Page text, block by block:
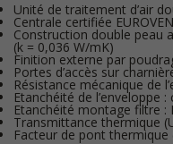
Unité de traitement d’air
Centrale certifiée
Construction double peau
(k = 0,036 W/mK)
Finition externe par
Portes d’accès sur
Résistance mécanique de
Etanchéité de l’enveloppe :
Etanchéité montage filtre :
Transmittance thermique
Facteur de pont thermique